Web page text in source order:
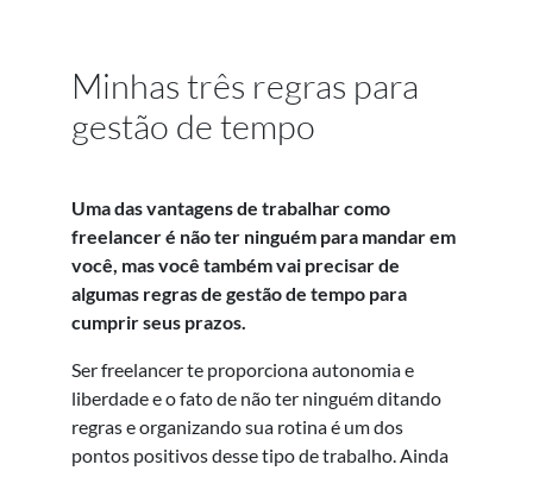
Minhas três regras para
gestão de tempo
Uma das vantagens de trabalhar como
freelancer é não ter ninguém para mandar em
você, mas você também vai precisar de
algumas regras de gestão de tempo para
cumprir seus prazos.
Ser freelancer te proporciona autonomia e
liberdade e o fato de não ter ninguém ditando
regras e organizando sua rotina é um dos
pontos positivos desse tipo de trabalho. Ainda